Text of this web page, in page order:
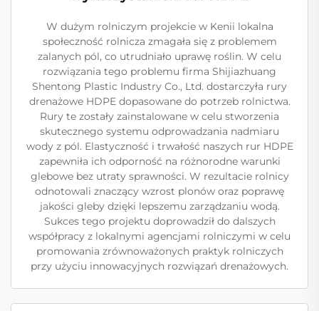
W dużym rolniczym projekcie w Kenii lokalna
społeczność rolnicza zmagała się z problemem
zalanych pól, co utrudniało uprawę roślin. W celu
rozwiązania tego problemu firma Shijiazhuang
Shentong Plastic Industry Co., Ltd. dostarczyła rury
drenażowe HDPE dopasowane do potrzeb rolnictwa.
Rury te zostały zainstalowane w celu stworzenia
skutecznego systemu odprowadzania nadmiaru
wody z pól. Elastyczność i trwałość naszych rur HDPE
zapewniła ich odporność na różnorodne warunki
glebowe bez utraty sprawności. W rezultacie rolnicy
odnotowali znaczący wzrost plonów oraz poprawę
jakości gleby dzięki lepszemu zarządzaniu wodą.
Sukces tego projektu doprowadził do dalszych
współpracy z lokalnymi agencjami rolniczymi w celu
promowania zrównoważonych praktyk rolniczych
przy użyciu innowacyjnych rozwiązań drenażowych.